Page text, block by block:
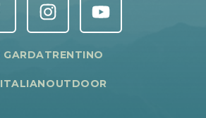
GARDATRENTINO
ITALIANOUTDOOR